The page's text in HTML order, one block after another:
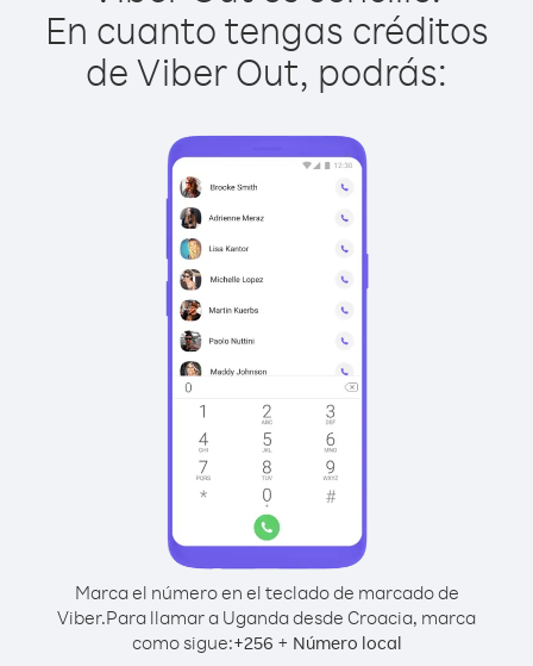
En cuanto tengas créditos
de Viber Out, podrás:
Marca el número en el teclado de marcado de
Viber.Para llamar a Uganda desde Croacia, marca
como sigue:+256 + Número local